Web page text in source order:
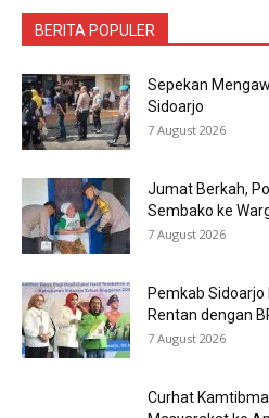
BERITA POPULER
Sepekan
Sidoarjo
7 August 2026
Jumat Berkah,
Sembako ke
7 August 2026
Pemkab
Rentan dengan
7 August 2026
Curhat